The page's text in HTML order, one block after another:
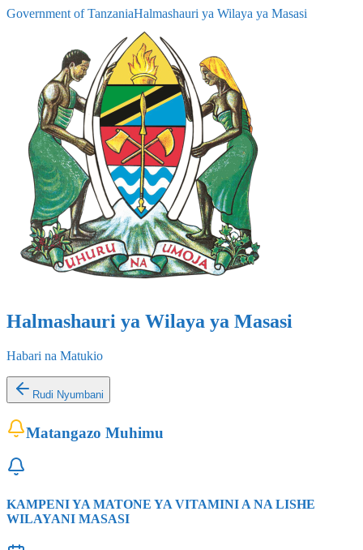
Government of TanzaniaHalmashauri ya Wilaya ya Masasi
Halmashauri ya Wilaya ya Masasi
Habari na Matukio
Rudi Nyumbani
Matangazo Muhimu
KAMPENI YA MATONE YA VITAMINI A NA LISHE
WILAYANI MASASI